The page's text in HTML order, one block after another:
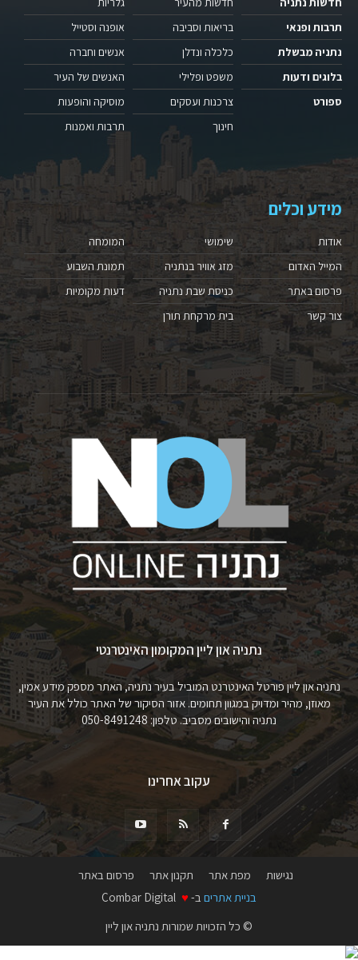
תרבות ופנאי
נתניה מבשלת
בלוגים ודעות
ספורט
בריאות וסביבה
כלכלה ונדלן
משפט ופלילי
צרכנות ועסקים
חינוך
אופנה וסטייל
אנשים וחברה
האנשים של העיר
מוסיקה והופעות
תרבות ואמנות
מידע וכלים
אודות
המייל האדום
פרסום באתר
צור קשר
שימושי
מזג אוויר בנתניה
כניסת שבת נתניה
בית מרקחת תורן
המומחה
תמונת השבוע
דעות מקומיות
נתניה און ליין המקומון האינטרנטי
נתניה און ליין פורטל האינטרנט המוביל בעיר נתניה, האתר מספק מידע אמין,
מאוזן, מהיר ומדויק במגוון תחומים. אזור הסיקור של האתר כולל את העיר
נתניה והישובים מסביב. טלפון: 050-8491248
עקוב אחרינו
נגישות מפת אתר תקנון אתר
פרסום באתר
בניית אתרים ב- ♥
© כל הזכויות שמורות נתניה און ליין